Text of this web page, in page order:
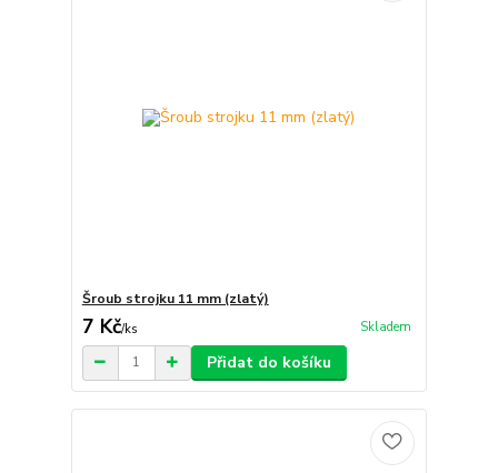
Šroub strojku 11 mm (zlatý)
7 Kč/ks Skladem
Přidat do košíku